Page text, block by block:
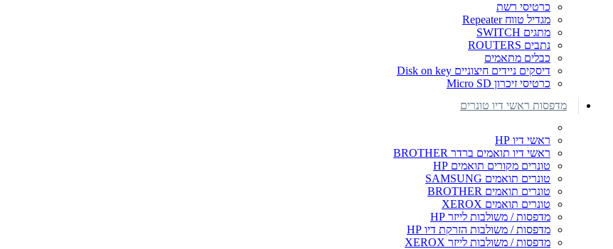
כרטיסי רשת
מגדיל טווח Repeater
מתגים SWITCH
נתבים ROUTERS
כבלים מתאמים
דיסקים ניידים חיצוניים Disk on key
כרטיסי זיכרון Micro SD
מדפסות ראשי דיו טונרים
ראשי דיו HP
ראשי דיו תואמים ברדר BROTHER
טונרים מקורים תואמים HP
טונרים תואמים SAMSUNG
טונרים תואמים BROTHER
טונרים תואמים XEROX
מדפסות / משולבות לייזר HP
מדפסות / משולבות הזרקת דיו HP
מדפסות / משולבות לייזר XEROX